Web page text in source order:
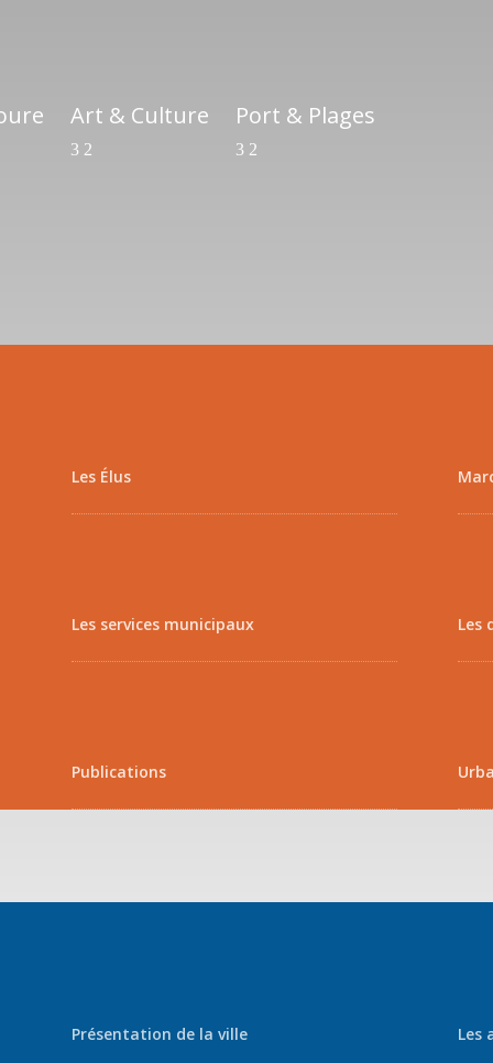
Art & Culture Port & Plages
Les Élus
Les services municipaux
Publications
Les
Présentation de la ville Les